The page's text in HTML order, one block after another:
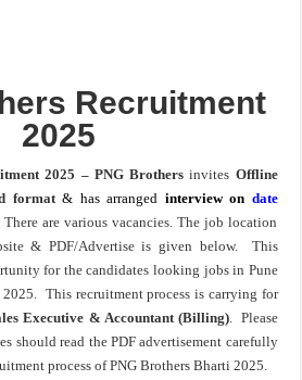
सहायक प्राध्यापक पदांची भरती सुरु ! Nagpur
Recruitment
2025
2025 – PNG Brothersinvites Offline
format& has arranged interview on date
There are various vacancies. The job location
& PDF/Advertise is given below. This
for the candidates looking jobs in Pune
This recruitment process is carrying for
Executive & Accountant (Billing). Please
should read the PDF advertisement carefully
process of PNG Brothers Bharti 2025.